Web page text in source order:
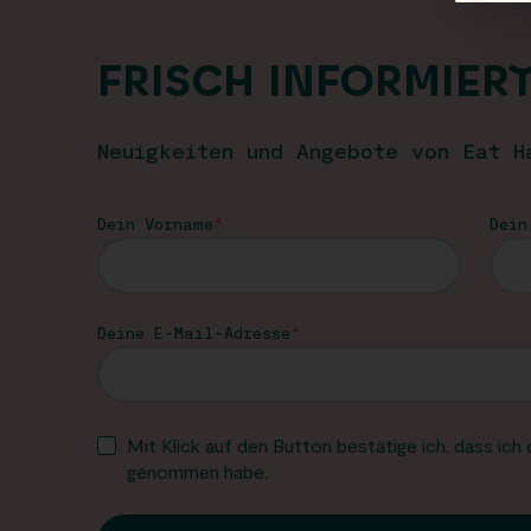
FRISCH
Neuigkeiten und Angebote von Eat
Dein Vorname
Deine E-Mail-Adresse
Mit Klick auf den Button bestätige ich, dass ich
genommen habe.